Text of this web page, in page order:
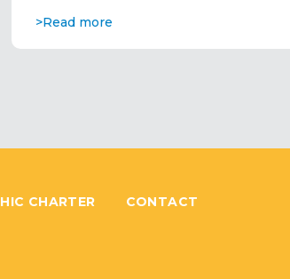
>Read more
CHARTER CONTACT